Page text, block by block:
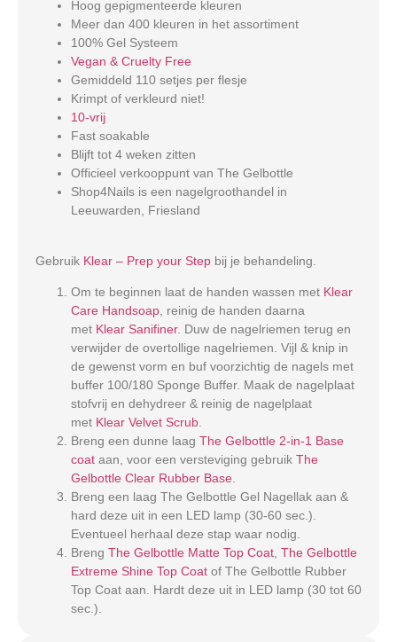
Hoog gepigmenteerde kleuren
Meer dan 400 kleuren in het assortiment
100% Gel Systeem
Vegan & Cruelty Free
Gemiddeld 110 setjes per flesje
Krimpt of verkleurd niet!
10-vrij
Fast soakable
Blijft tot 4 weken zitten
Officieel verkooppunt van The Gelbottle
Shop4Nails is een nagelgroothandel in
Leeuwarden, Friesland
Gebruik Klear – Prep your Step bij je behandeling.
Om te beginnen laat de handen wassen met Klear
Care Handsoap , reinig de handen daarna
met Klear Sanifiner. Duw de nagelriemen terug en
verwijder de overtollige nagelriemen. Vijl & knip in
de gewenst vorm en buf voorzichtig de nagels met
buffer 100/180 Sponge Buffer. Maak de nagelplaat
stofvrij en dehydreer & reinig de nagelplaat
met Klear Velvet Scrub
Breng een dunne laag The Gelbottle 2-in-1 Base
coat aan, voor een versteviging gebruik The
Gelbottle Clear Rubber Base
Breng een laag The Gelbottle Gel Nagellak aan &
hard deze uit in een LED lamp (30-60 sec.).
Eventueel herhaal deze stap waar nodig.
Breng The Gelbottle Matte Top Coat The Gelbottle
Extreme Shine Top Coat of The Gelbottle Rubber
Top Coat aan. Hardt deze uit in LED lamp (30 tot 60
sec.).